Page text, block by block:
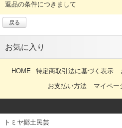
返品の条件につきまして
戻る
お気に入り
HOME 特定商取引法に基づく表示
お支払い方法
マイペー
トミヤ郷土民芸